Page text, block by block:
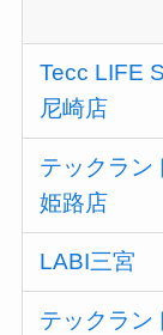
Tecc LIFE
尼崎店
テックラン
姫路店
LABI三宮
テックラン